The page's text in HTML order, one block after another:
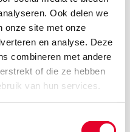
Ook delen we
onze site met onze
en analyse. Deze
combineren met andere
of die ze hebben
van hun services.